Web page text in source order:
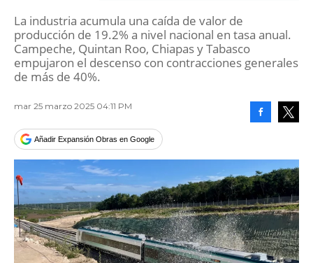
La industria acumula una caída de valor de
producción de 19.2% a nivel nacional en tasa anual.
Campeche, Quintan Roo, Chiapas y Tabasco
empujaron el descenso con contracciones generales
de más de 40%.
mar 25 marzo 2025 04:11 PM
Añadir Expansión Obras en Google